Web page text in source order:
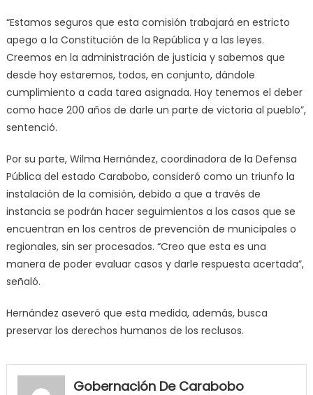
“Estamos seguros que esta comisión trabajará en estricto
apego a la Constitución de la República y a las leyes.
Creemos en la administración de justicia y sabemos que
desde hoy estaremos, todos, en conjunto, dándole
cumplimiento a cada tarea asignada. Hoy tenemos el deber
como hace 200 años de darle un parte de victoria al pueblo”,
sentenció.
Por su parte, Wilma Hernández, coordinadora de la Defensa
Pública del estado Carabobo, consideró como un triunfo la
instalación de la comisión, debido a que a través de
instancia se podrán hacer seguimientos a los casos que se
encuentran en los centros de prevención de municipales o
regionales, sin ser procesados. “Creo que esta es una
manera de poder evaluar casos y darle respuesta acertada”,
señaló.
Hernández aseveró que esta medida, además, busca
preservar los derechos humanos de los reclusos.
my
neighbor
Gobernación De Carabobo